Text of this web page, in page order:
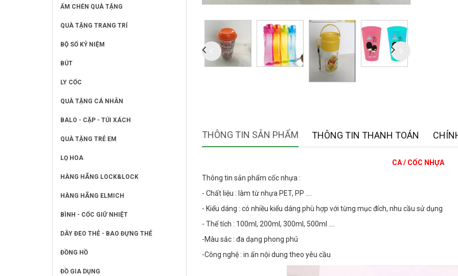
THÔNG TIN SẢN PHẨM THÔNG TIN THANH TOÁN
CA / CỐC NHỰA
Thông tin sản phẩm cốc nhựa :
- Chất liệu : làm từ nhựa PET, PP ....
- Kiểu dáng : có nhiều kiểu dáng phù hợp với từng mục đích, nhu cầu sử dụng
- Thể tích : 100ml, 200ml, 300ml, 500ml ....
-Màu sắc : đa dạng phong phú
-Công nghệ : in ấn nội dung theo yêu cầu
ẤM CHÉN QUÀ TẶNG
QUÀ TẶNG TRANG TRÍ
BỘ SỐ KỶ NIỆM
BÚT
LY CỐC
QUÀ TẶNG CÁ NHÂN
BALO - CẶP - TÚI XÁCH
QUÀ TẶNG TRẺ EM
LỌ HOA
HÀNG HÃNG LOCK&LOCK
HÀNG HÃNG ELMICH
BÌNH - CỐC GIỮ NHIỆT
DÂY ĐEO THẺ - BAO ĐỰNG THẺ
ĐỒNG HỒ
ĐỒ GIA DỤNG